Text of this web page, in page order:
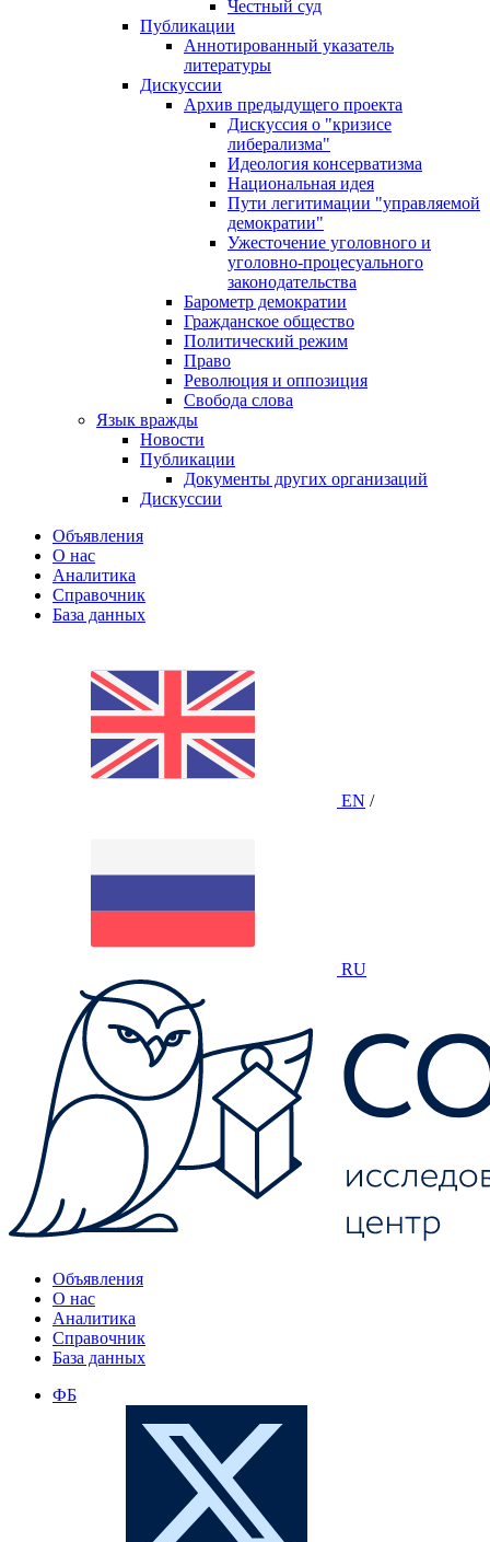
Честный суд
Публикации
Аннотированный указатель
литературы
Дискуссии
Архив предыдущего проекта
Дискуссия о "кризисе
либерализма"
Идеология консерватизма
Национальная идея
Пути легитимации "управляемой
демократии"
Ужесточение уголовного и
уголовно-процесуального
законодательства
Барометр демократии
Гражданское общество
Политический режим
Право
Революция и оппозиция
Свобода слова
Язык вражды
Новости
Публикации
Документы других организаций
Дискуссии
Объявления
О нас
Аналитика
Справочник
База данных
EN /
RU
Объявления
О нас
Аналитика
Справочник
База данных
ФБ